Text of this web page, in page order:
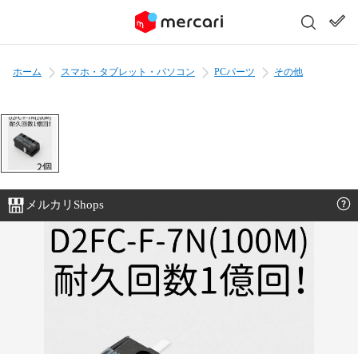
ホーム スマホ・タブレット・パソコン PCパーツ その他
メルカリShops